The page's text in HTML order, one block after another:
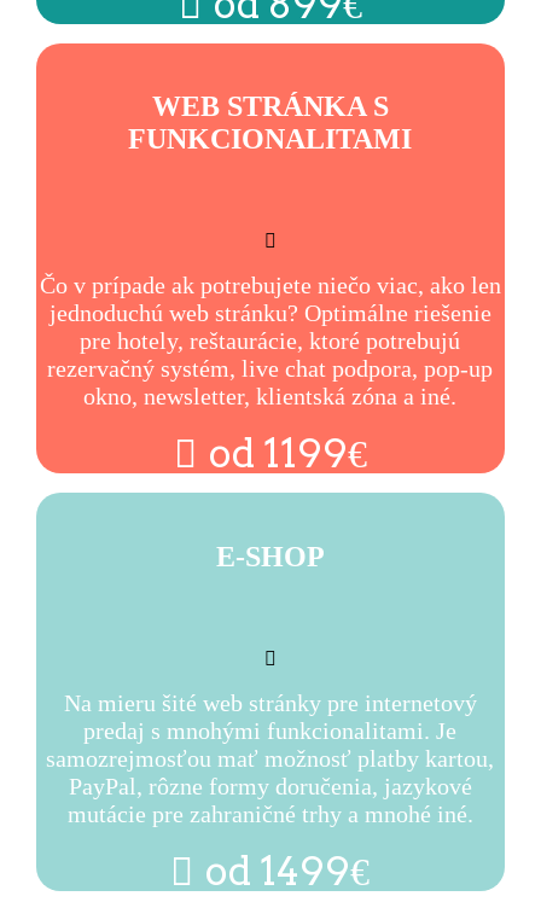
WEB STRÁNKA S
FUNKCIONALITAMI
Čo v prípade ak potrebujete niečo viac, ako len
jednoduchú web stránku? Optimálne riešenie
pre hotely, reštaurácie, ktoré potrebujú
rezervačný systém, live chat podpora, pop-up
okno, newsletter, klientská zóna a iné.
od 1199€
E-SHOP
Na mieru šité web stránky pre internetový
predaj s mnohými funkcionalitami. Je
samozrejmosťou mať možnosť platby kartou,
PayPal, rôzne formy doručenia, jazykové
mutácie pre zahraničné trhy a mnohé iné.
od 1499€